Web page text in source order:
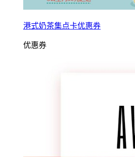
港式奶茶集点卡优惠券
优惠券